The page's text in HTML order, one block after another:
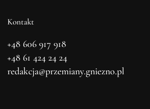
Kontakt
+48 606 917 918
+48 61 424 24 24
redakcja@przemiany.gniezno.pl